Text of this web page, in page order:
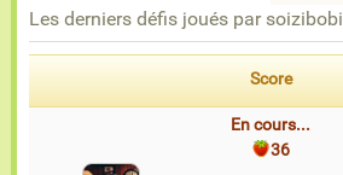
Les derniers défis joués par soizibobi
Score
En cours...
36